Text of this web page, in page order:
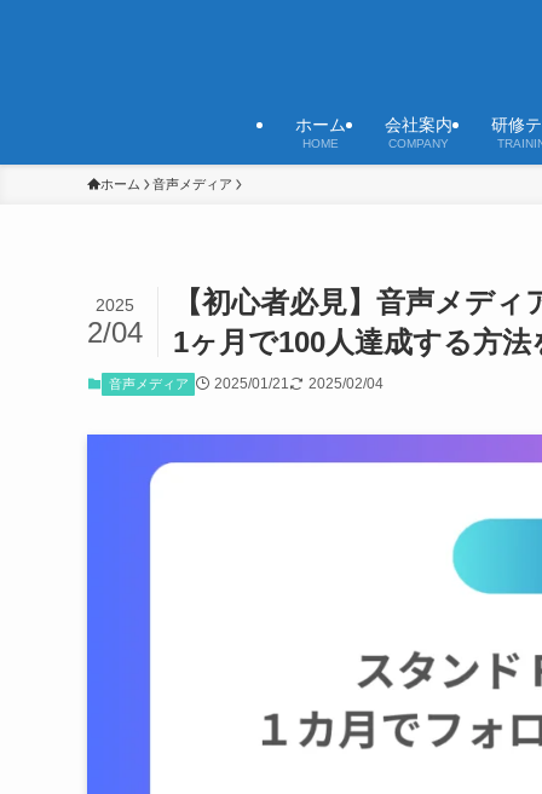
ホーム
HOME
会社案内
COMPANY
研修
ホーム 音声メディア
【初心者必見】音声メデ
1ヶ月で100人達成する方法
2025
2/04
音声メディア 2025/01/21 2025/02/04